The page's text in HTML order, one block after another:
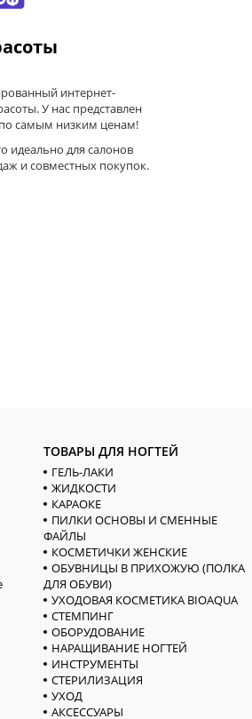
интернет-
У нас представлен
самым низким ценам!
идеально для салонов
и совместных покупок.
ТОВАРЫ ДЛЯ НОГТЕЙ
ГЕЛЬ-ЛАКИ
ЖИДКОСТИ
КАРАОКЕ
ПИЛКИ ОСНОВЫ И СМЕННЫЕ
ФАЙЛЫ
КОСМЕТИЧКИ ЖЕНСКИЕ
ОБУВНИЦЫ В ПРИХОЖУЮ (ПОЛКА
ДЛЯ ОБУВИ)
УХОДОВАЯ КОСМЕТИКА BIOAQUA
СТЕМПИНГ
ОБОРУДОВАНИЕ
НАРАЩИВАНИЕ НОГТЕЙ
ИНСТРУМЕНТЫ
СТЕРИЛИЗАЦИЯ
УХОД
АКСЕССУАРЫ